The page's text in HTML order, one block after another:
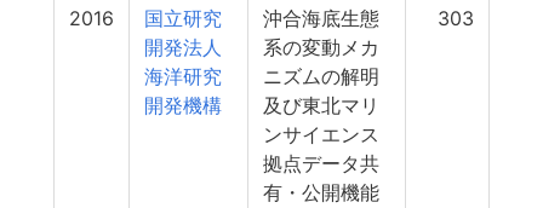
2016
国立研究
開発法人
海洋研究
開発機構
沖合海底生態
系の変動メカ
ニズムの解明
及び東北マリ
ンサイエンス
拠点データ共
有・公開機能
303